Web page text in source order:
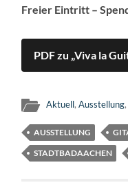
Freier Eintritt –
PDF zu „Viva la
Aktuell,Ausstellung,
AUSSTELLUNG
STADTBADAACHEN